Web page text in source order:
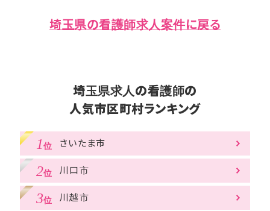
埼玉県の看護師求人案件に戻る
埼玉県求人の看護師の
人気市区町村ランキング
さいたま市
川口市
川越市